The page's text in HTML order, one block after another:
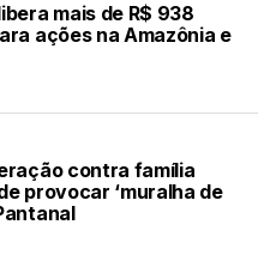
mais de R$ 938
ações na Amazônia e
contra família
provocar ‘muralha de